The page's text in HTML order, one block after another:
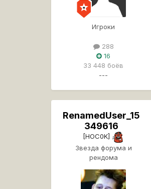
Игроки
288
16
33 448 боёв
---
RenamedUser_15
349616
[HOC0K]
Звезда форума и
рендома